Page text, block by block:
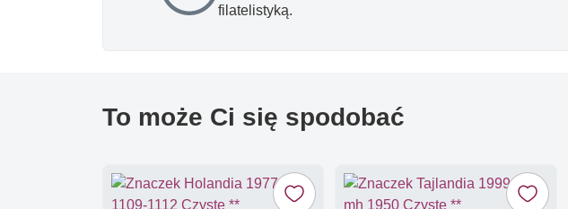
filatelistyką.
To może Ci się spodobać